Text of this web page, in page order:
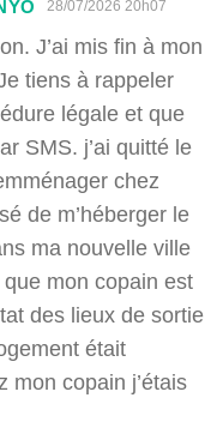
28/07/2026 20h07
J’ai mis fin à mon
tiens à rappeler
légale et que
SMS. j’ai quitté le
chez
de m’héberger le
ma nouvelle ville
mon copain est
des lieux de sortie
était
mon copain j’étais